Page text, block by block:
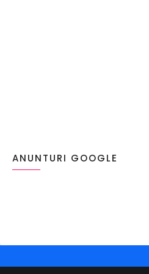
ANUNTURI GOOGLE